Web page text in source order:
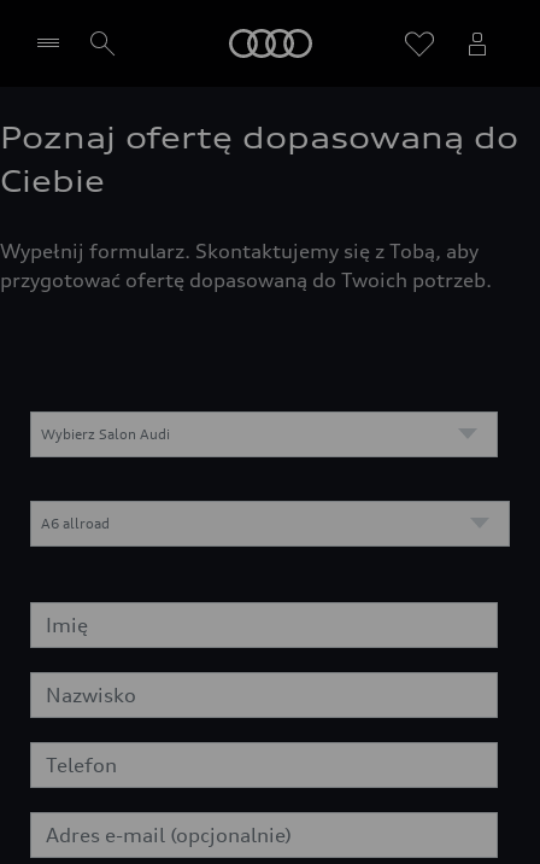
Wybierz Twojego Partnera Audi
Poznaj ofertę dopasowaną do
Ciebie
Wypełnij formularz. Skontaktujemy się z Tobą, aby
przygotować ofertę dopasowaną do Twoich potrzeb.